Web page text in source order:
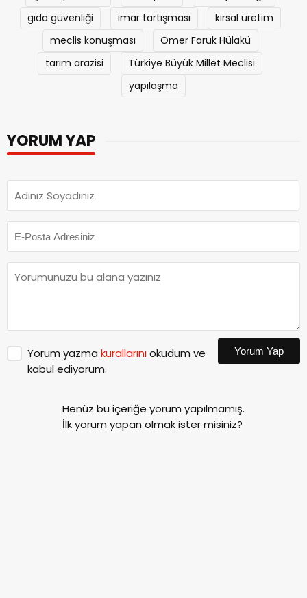
gıda güvenliği
imar tartışması
kırsal üretim
meclis konuşması
Ömer Faruk Hülakü
tarım arazisi
Türkiye Büyük Millet Meclisi
yapılaşma
YORUM YAP
Yorum yazma kurallarınıokudum ve
kabul ediyorum.
Yorum Yap
Henüz bu içeriğe yorum yapılmamış.
İlk yorum yapan olmak ister misiniz?